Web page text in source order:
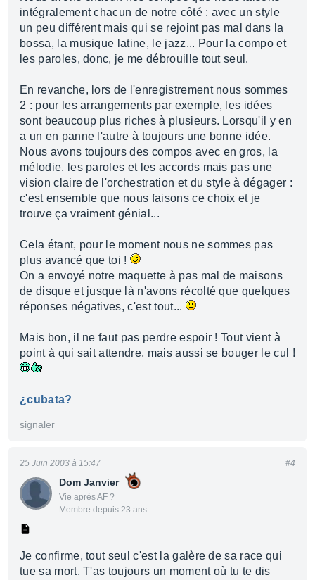
intégralement chacun de notre côté : avec un style
un peu différent mais qui se rejoint pas mal dans la
bossa, la musique latine, le jazz... Pour la compo et
les paroles, donc, je me débrouille tout seul.
En revanche, lors de l'enregistrement nous sommes
2 : pour les arrangements par exemple, les idées
sont beaucoup plus riches à plusieurs. Lorsqu'il y en
a un en panne l'autre à toujours une bonne idée.
Nous avons toujours des compos avec en gros, la
mélodie, les paroles et les accords mais pas une
vision claire de l'orchestration et du style à dégager :
c'est ensemble que nous faisons ce choix et je
trouve ça vraiment génial...
Cela étant, pour le moment nous ne sommes pas
plus avancé que toi !
On a envoyé notre maquette à pas mal de maisons
de disque et jusque là n'avons récolté que quelques
réponses négatives, c'est tout...
Mais bon, il ne faut pas perdre espoir ! Tout vient à
point à qui sait attendre, mais aussi se bouger le cul !
¿cubata?
signaler
Dom Janvier
Vie après AF ?
Membre depuis 23 ans
25 Juin 2003 à 15:47 #4
Je confirme, tout seul c'est la galère de sa race qui
tue sa mort. T'as toujours un moment où tu te dis